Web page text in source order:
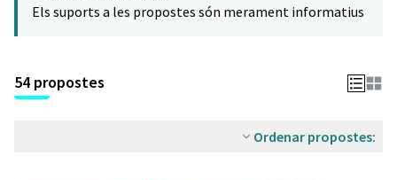
Els suports a les propostes són merament informatius
54 propostes
Ordenar propostes: